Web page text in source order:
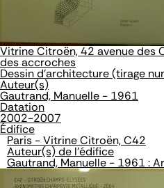
Vitrine Citroën, 42 avenue des
des accroches
Dessin d'architecture (tirage
Auteur(s)
Gautrand, Manuelle - 1961
Datation
2002-2007
Édifice
Paris - Vitrine Citroën, C42
Auteur(s) de l'édifice
Gautrand, Manuelle - 1961 :